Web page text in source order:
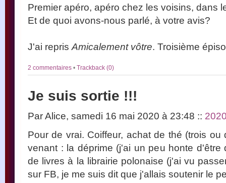
Premier apéro, apéro chez les voisins, dans
Et de quoi avons-nous parlé, à votre avis?
J'ai repris Amicalement vôtre. Troisième
2 commentaires • Trackback (0)
Je suis sortie !!!
Par Alice, samedi 16 mai 2020 à 23:48 ::
Pour de vrai. Coiffeur, achat de thé (trois
venant : la déprime (j'ai un peu honte d'être
de livres à la librairie polonaise (j'ai vu
sur FB, je me suis dit que j'allais soutenir le